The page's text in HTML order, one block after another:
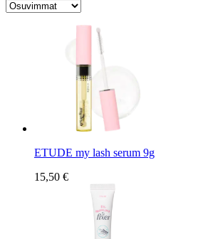
ETUDE my lash serum 9g
15,50 €